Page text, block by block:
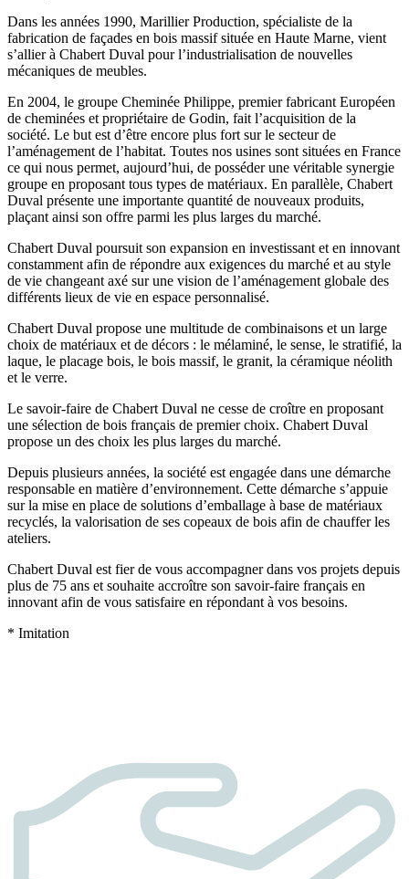
Dans les années 1990, Marillier Production, spécialiste de la
fabrication de façades en bois massif située en Haute Marne, vient
s’allier à Chabert Duval pour l’industrialisation de nouvelles
mécaniques de meubles.
En 2004, le groupe Cheminée Philippe, premier fabricant Européen
de cheminées et propriétaire de Godin, fait l’acquisition de la
société. Le but est d’être encore plus fort sur le secteur de
l’aménagement de l’habitat. Toutes nos usines sont situées en France
ce qui nous permet, aujourd’hui, de posséder une véritable synergie
groupe en proposant tous types de matériaux. En parallèle, Chabert
Duval présente une importante quantité de nouveaux produits,
plaçant ainsi son offre parmi les plus larges du marché.
Chabert Duval poursuit son expansion en investissant et en innovant
constamment afin de répondre aux exigences du marché et au style
de vie changeant axé sur une vision de l’aménagement globale des
différents lieux de vie en espace personnalisé.
Chabert Duval propose une multitude de combinaisons et un large
choix de matériaux et de décors : le mélaminé, le sense, le stratifié, la
laque, le placage bois, le bois massif, le granit, la céramique néolith
et le verre.
Le savoir-faire de Chabert Duval ne cesse de croître en proposant
une sélection de bois français de premier choix. Chabert Duval
propose un des choix les plus larges du marché.
Depuis plusieurs années, la société est engagée dans une démarche
responsable en matière d’environnement. Cette démarche s’appuie
sur la mise en place de solutions d’emballage à base de matériaux
recyclés, la valorisation de ses copeaux de bois afin de chauffer les
ateliers.
Chabert Duval est fier de vous accompagner dans vos projets depuis
plus de 75 ans et souhaite accroître son savoir-faire français en
innovant afin de vous satisfaire en répondant à vos besoins.
* Imitation